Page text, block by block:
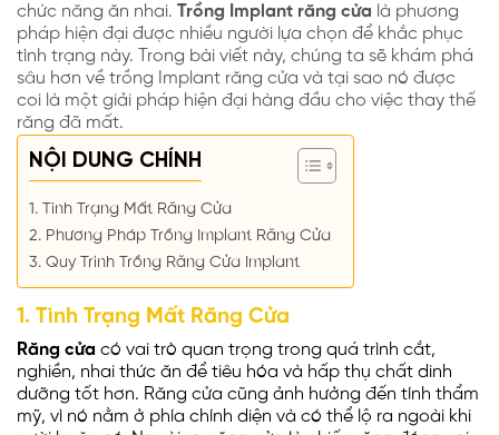
chức năng ăn nhai. Trồng Implant răng cửa là phương
pháp hiện đại được nhiều người lựa chọn để khắc phục
tình trạng này. Trong bài viết này, chúng ta sẽ khám phá
sâu hơn về trồng Implant răng cửa và tại sao nó được
coi là một giải pháp hiện đại hàng đầu cho việc thay thế
răng đã mất.
NỘI DUNG CHÍNH
1. Tình Trạng Mất Răng Cửa
2. Phương Pháp Trồng Implant Răng Cửa
3. Quy Trình Trồng Răng Cửa Implant
1. Tình Trạng Mất Răng Cửa
Răng cửa có vai trò quan trọng trong quá trình cắt,
nghiền, nhai thức ăn để tiêu hóa và hấp thụ chất dinh
dưỡng tốt hơn. Răng cửa cũng ảnh hưởng đến tính thẩm
mỹ, vì nó nằm ở phía chính diện và có thể lộ ra ngoài khi